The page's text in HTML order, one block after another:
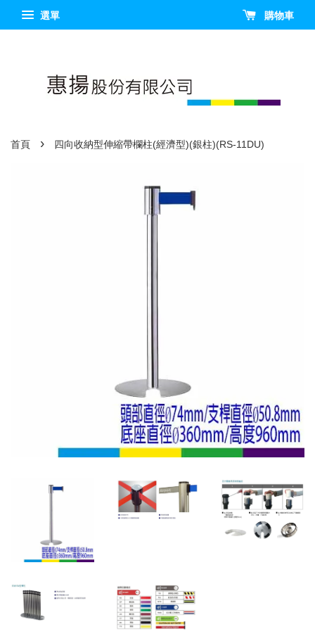
選單 購物車
首頁 › 四向收納型伸縮帶欄柱(經濟型)(銀柱)(RS-11DU)